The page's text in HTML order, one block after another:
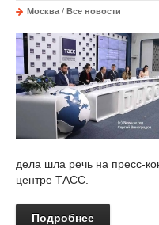
Москва / Все новости
дела шла речь на пресс-
центре ТАСС.
Подробнее